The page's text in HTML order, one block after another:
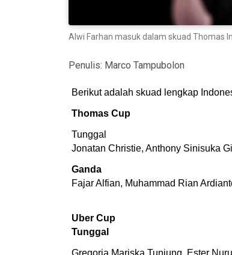
Alwi Farhan masuk dalam skuad Thomas
Penulis: Marco Tampubolon
Berikut adalah skuad lengkap
Thomas Cup
Tunggal
Jonatan Christie, Anthony Sinisuka
Ganda
Fajar Alfian, Muhammad Rian
Uber Cup
Tunggal
Gregoria Mariska Tunjung, Ester